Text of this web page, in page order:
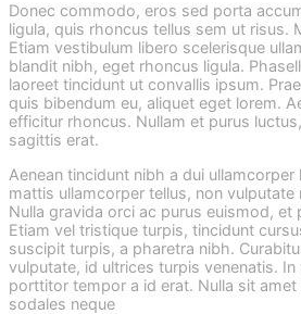
Donec commodo, eros sed porta
ligula, quis rhoncus tellus sem ut risus.
Etiam vestibulum libero scelerisque
blandit nibh, eget rhoncus ligula.
laoreet tincidunt ut convallis ipsum.
quis bibendum eu, aliquet eget lorem.
efficitur rhoncus. Nullam et purus
sagittis erat.
Aenean tincidunt nibh a dui ullamcorper
mattis ullamcorper tellus, non vulputate
Nulla gravida orci ac purus euismod, et
Etiam vel tristique turpis, tincidunt
suscipit turpis, a pharetra nibh.
vulputate, id ultrices turpis venenatis. In
porttitor tempor a id erat. Nulla sit
sodales neque